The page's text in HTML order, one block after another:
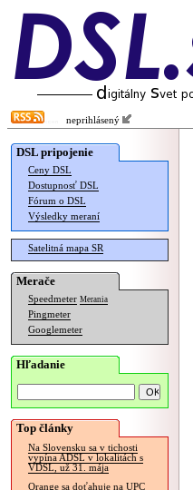
neprihlásený
DSL pripojenie
Ceny DSL
Dostupnosť DSL
Fórum o DSL
Výsledky meraní
Satelitná mapa SR
Merače
Speedmeter Merania
Pingmeter
Googlemeter
Hľadanie
Top články
Na Slovensku sa v tichosti
vypína ADSL v lokalitách s
VDSL, už 31. mája
Orange sa doťahuje na UPC